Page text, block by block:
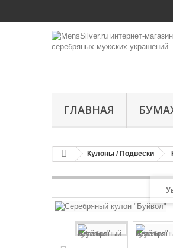
ГЛАВНАЯ
Кулоны / Подвески